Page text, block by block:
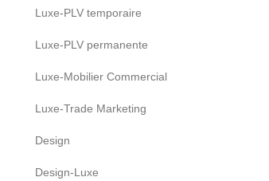
Luxe-PLV temporaire
Luxe-PLV permanente
Luxe-Mobilier Commercial
Luxe-Trade Marketing
Design
Design-Luxe